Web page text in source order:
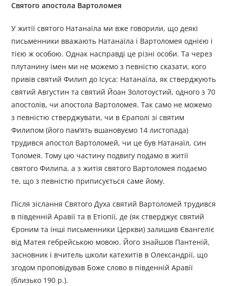
Святого апостола Вартоломея
У житії святого Натанаїла ми вже говорили, що деякі
письменники вважають Натанаїла і Вартоломея однією і
тією ж особою. Однак насправді це різні особи. Та через
плутанину імен ми не можемо з певністю сказати, кого
привів святий Филип до Ісуса: Натанаїла, як стверджують
святий Августин та святий Йоан Золотоустий, одного з 70
апостолів, чи апостола Вартоломея. Так само не можемо
з певністю стверджувати, чи в Єраполі зі святим
Филипом (його пам’ять вшановуємо 14 листопада)
трудився апостол Вартоломей, чи це був Натанаїл, син
Толомея. Тому цю частину подвигу подамо в житії
святого Филипа, а з житія святого Вартоломея подаємо
те, що з певністю приписується саме йому.
Після зіслання Святого Духа святий Вартоломей трудився
в південній Аравії та в Етіопії, де (як стверджує святий
Єроним та інші письменники Церкви) залишив Євангеліє
від Матея гебрейською мовою. Його знайшов Пантеній,
засновник і вчитель школи катехитів в Олександрії, що
згодом проповідував Боже слово в південній Аравії
(близько 190 р.).